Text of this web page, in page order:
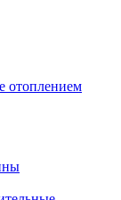
отоплением